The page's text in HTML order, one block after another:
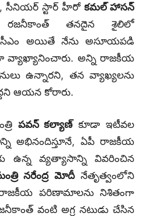
సీనియర్ స్టార్ హీరో కమల్‌ హాసన్‌
రజనీకాంత్ తనదైన శైలిలో
సీఎం అయితే నేను అసూయపడి
వ్యాఖ్యానించారు. అన్ని రాజకీయ
ఉన్నారని, తన వ్యాఖ్యలను
ఆయన కోరారు.
పవన్ కల్యాణ్కూడా ఇటీవల
అభినందిస్తూనే, ఏపీ రాజకీయ
ఉన్న వ్యత్యాసాన్ని వివరించిన
నరేంద్ర మోదీనేతృత్వంలోని
రాజకీయ పరిణామాలను నిశితంగా
వంటి అగ్ర నటుడు చేసిన